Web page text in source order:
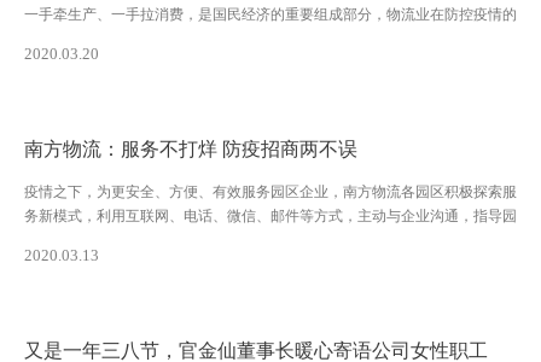
一手牵生产、一手拉消费，是国民经济的重要组成部分，物流业在防控疫情的
2020.03.20
南方物流：服务不打烊 防疫招商两不误
疫情之下，为更安全、方便、有效服务园区企业，南方物流各园区积极探索服
务新模式，利用互联网、电话、微信、邮件等方式，主动与企业沟通，指导园
中存在问题进行完善指导。
2020.03.13
又是一年三八节，官金仙董事长暖心寄语公司女性职工